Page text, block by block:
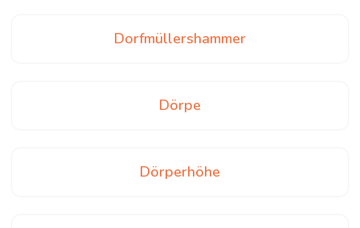
Dorfmüllershammer
Dörpe
Dörperhöhe